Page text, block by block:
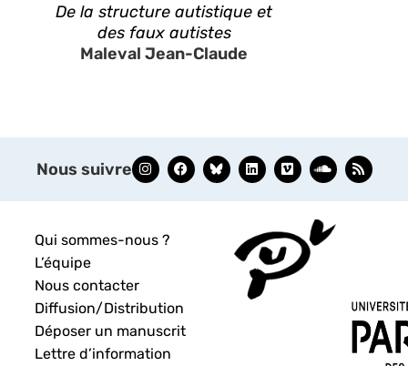
De la structure autistique et
des faux autistes
Maleval Jean-Claude
Nous suivre
Qui sommes-nous ?
L’équipe
Nous contacter
Diffusion/Distribution
Déposer un manuscrit
Lettre d’information